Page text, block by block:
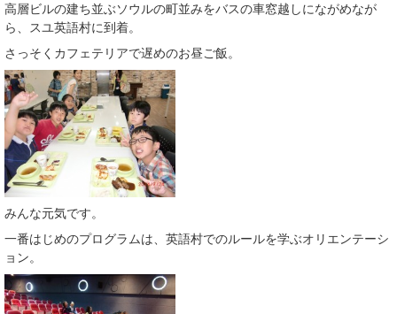
高層ビルの建ち並ぶソウルの町並みをバスの車窓越しにながめなが
ら、スユ英語村に到着。
さっそくカフェテリアで遅めのお昼ご飯。
みんな元気です。
一番はじめのプログラムは、英語村でのルールを学ぶオリエンテーシ
ョン。